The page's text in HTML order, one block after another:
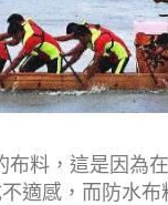
料，這是因為
適感，而防水布